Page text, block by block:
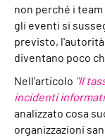
non perché i
gli eventi si
previsto,
diventano poco
Nell'articolo "Il
incidenti
analizzato cosa
organizzazioni